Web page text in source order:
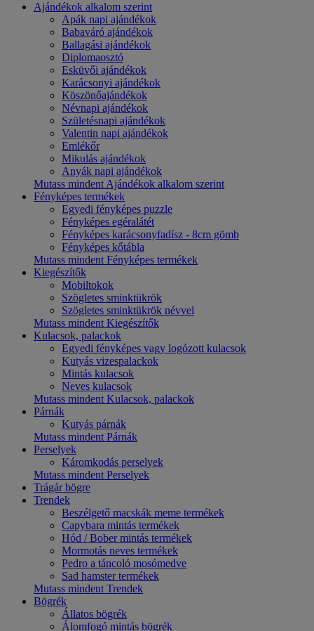
Ajándékok alkalom szerint
Apák napi ajándékok
Babaváró ajándékok
Ballagási ajándékok
Diplomaosztó
Esküvői ajándékok
Karácsonyi ajándékok
Köszönőajándékok
Névnapi ajándékok
Születésnapi ajándékok
Valentin napi ajándékok
Emlékőr
Mikulás ajándékok
Anyák napi ajándékok
Mutass mindent Ajándékok alkalom szerint
Fényképes termékek
Egyedi fényképes puzzle
Fényképes egéralátét
Fényképes karácsonyfadísz - 8cm gömb
Fényképes kőtábla
Mutass mindent Fényképes termékek
Kiegészítők
Mobiltokok
Szögletes sminktükrök
Szögletes sminktükrök névvel
Mutass mindent Kiegészítők
Kulacsok, palackok
Egyedi fényképes vagy logózott kulacsok
Kutyás vizespalackok
Mintás kulacsok
Neves kulacsok
Mutass mindent Kulacsok, palackok
Párnák
Kutyás párnák
Mutass mindent Párnák
Perselyek
Káromkodás perselyek
Mutass mindent Perselyek
Trágár bögre
Trendek
Beszélgető macskák meme termékek
Capybara mintás termékek
Hód / Bober mintás termékek
Mormotás neves termékek
Pedro a táncoló mosómedve
Sad hamster termékek
Mutass mindent Trendek
Bögrék
Állatos bögrék
Álomfogó mintás bögrék